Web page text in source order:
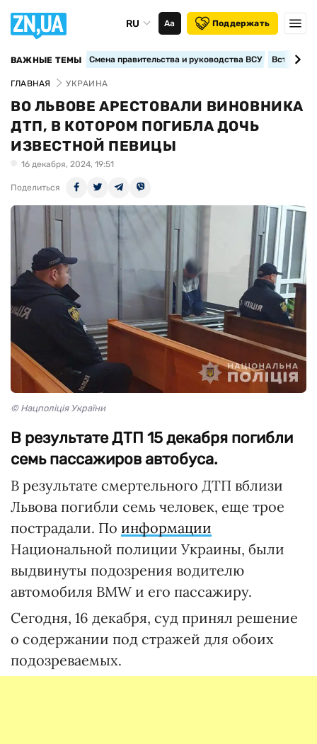
RU Аа Поддержать
ВАЖНЫЕ ТЕМЫ Смена правительства и руководства ВСУ
ГЛАВНАЯ УКРАИНА
ВО ЛЬВОВЕ АРЕСТОВАЛИ ВИНОВНИКА
ДТП, В КОТОРОМ ПОГИБЛА ДОЧЬ
ИЗВЕСТНОЙ ПЕВИЦЫ
16 декабря, 2024, 19:51
Поделиться
© Нацполіція України
В результате ДТП 15 декабря погибли
семь пассажиров автобуса.
В результате смертельного ДТП вблизи
Львова погибли семь человек, еще трое
пострадали. По информации
Национальной полиции Украины, были
выдвинуты подозрения водителю
автомобиля BMW и его пассажиру.
Сегодня, 16 декабря, суд принял решение
о содержании под стражей для обоих
подозреваемых.